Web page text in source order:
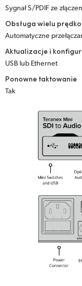
Ukraine
United
United States
Sygnał S/PDIF ze
Obsługa wielu
Automatyczne
Aktualizacje i
USB lub Ethernet
Ponowne taktowanie
Tak